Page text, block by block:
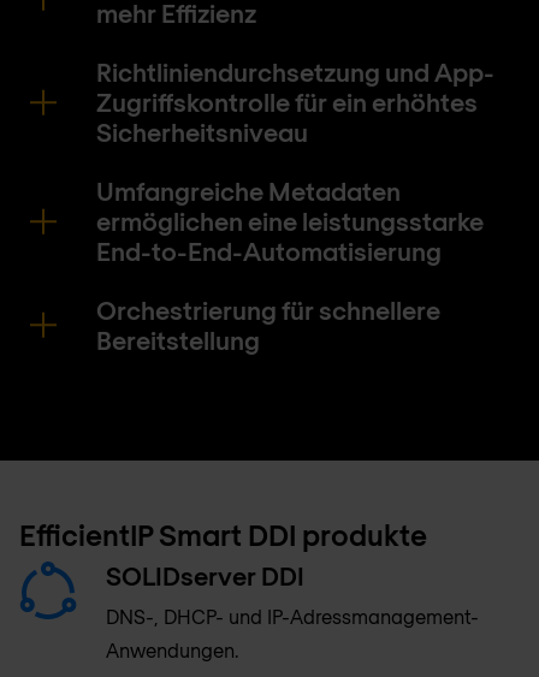
mehr Effizienz
Richtliniendurchsetzung und App-
Zugriffskontrolle für ein erhöhtes
Sicherheitsniveau
Umfangreiche Metadaten
ermöglichen eine leistungsstarke
End-to-End-Automatisierung
Orchestrierung für schnellere
Bereitstellung
EfficientIP Smart DDI produkte
SOLIDserver DDI
DNS-, DHCP- und IP-Adressmanagement-
Anwendungen.